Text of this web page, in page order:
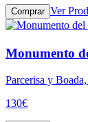
Comprar Ver
Monumento
Parcerisa y
130€